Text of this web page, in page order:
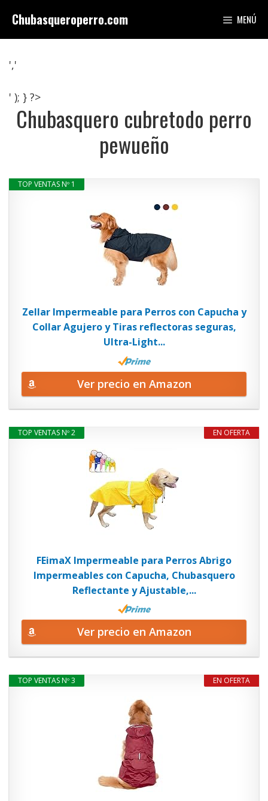
contenido
Chubasqueroperro.com MENÚ
','
' ); } ?>
Chubasquero cubretodo perro
pewueño
TOP VENTAS Nº 1
Zellar Impermeable para Perros con Capucha y
Collar Agujero y Tiras reflectoras seguras,
Ultra-Light...
Ver precio en Amazon
EN OFERTA
TOP VENTAS Nº 2
FEimaX Impermeable para Perros Abrigo
Impermeables con Capucha, Chubasquero
Reflectante y Ajustable,...
Ver precio en Amazon
EN OFERTA
TOP VENTAS Nº 3